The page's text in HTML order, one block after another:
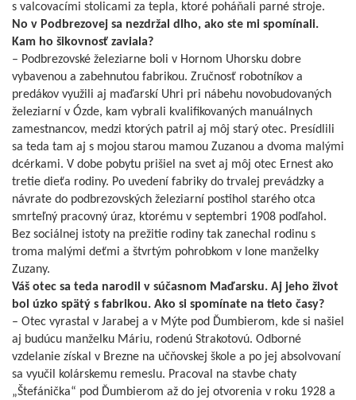
s valcovacími stolicami za tepla, ktoré poháňali parné stroje.
No v Podbrezovej sa nezdržal dlho, ako ste mi spomínali.
Kam ho šikovnosť zaviala?
– Podbrezovské železiarne boli v Hornom Uhorsku dobre
vybavenou a zabehnutou fabrikou. Zručnosť robotníkov a
predákov využili aj maďarskí Uhri pri nábehu novobudovaných
železiarní v Ózde, kam vybrali kvalifikovaných manuálnych
zamestnancov, medzi ktorých patril aj môj starý otec. Presídlili
sa teda tam aj s mojou starou mamou Zuzanou a dvoma malými
dcérkami. V dobe pobytu prišiel na svet aj môj otec Ernest ako
tretie dieťa rodiny. Po uvedení fabriky do trvalej prevádzky a
návrate do podbrezovských železiarní postihol starého otca
smrteľný pracovný úraz, ktorému v septembri 1908 podľahol.
Bez sociálnej istoty na prežitie rodiny tak zanechal rodinu s
troma malými deťmi a štvrtým pohrobkom v lone manželky
Zuzany.
Váš otec sa teda narodil v súčasnom Maďarsku. Aj jeho život
bol úzko spätý s fabrikou. Ako si spomínate na tieto časy?
– Otec vyrastal v Jarabej a v Mýte pod Ďumbierom, kde si našiel
aj budúcu manželku Máriu, rodenú Strakotovú. Odborné
vzdelanie získal v Brezne na učňovskej škole a po jej absolvovaní
sa vyučil kolárskemu remeslu. Pracoval na stavbe chaty
„Štefánička“ pod Ďumbierom až do jej otvorenia v roku 1928 a